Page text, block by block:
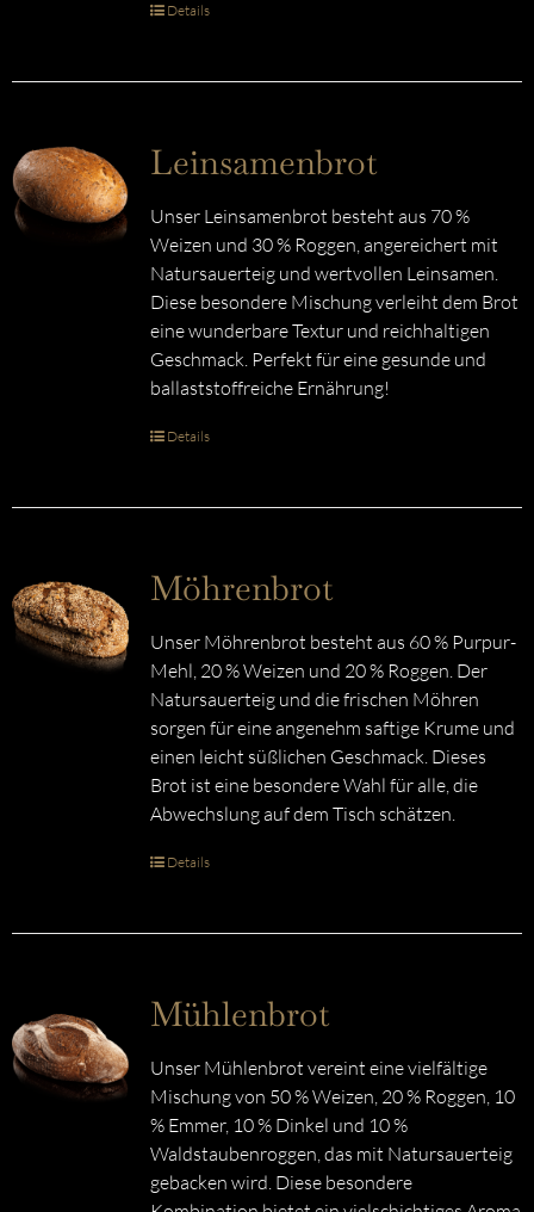
Details
Leinsamenbrot
Unser Leinsamenbrot besteht aus 70 %
Weizen und 30 % Roggen, angereichert mit
Natursauerteig und wertvollen Leinsamen.
Diese besondere Mischung verleiht dem Brot
eine wunderbare Textur und reichhaltigen
Geschmack. Perfekt für eine gesunde und
ballaststoffreiche Ernährung!
Details
Möhrenbrot
Unser Möhrenbrot besteht aus 60 % Purpur-
Mehl, 20 % Weizen und 20 % Roggen. Der
Natursauerteig und die frischen Möhren
sorgen für eine angenehm saftige Krume und
einen leicht süßlichen Geschmack. Dieses
Brot ist eine besondere Wahl für alle, die
Abwechslung auf dem Tisch schätzen.
Details
Mühlenbrot
Unser Mühlenbrot vereint eine vielfältige
Mischung von 50 % Weizen, 20 % Roggen, 10
% Emmer, 10 % Dinkel und 10 %
Waldstaubenroggen, das mit Natursauerteig
gebacken wird. Diese besondere